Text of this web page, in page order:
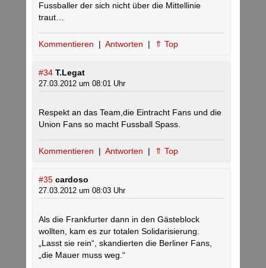
Fussballer der sich nicht über die Mittellinie
traut…
Kommentieren | Antworten | ⇑ Top
#34 T.Legat
27.03.2012 um 08:01 Uhr
Respekt an das Team,die Eintracht Fans und die
Union Fans so macht Fussball Spass.
Kommentieren | Antworten | ⇑ Top
#35 cardoso
27.03.2012 um 08:03 Uhr
Als die Frankfurter dann in den Gästeblock
wollten, kam es zur totalen Solidarisierung.
„Lasst sie rein“, skandierten die Berliner Fans,
„die Mauer muss weg.“